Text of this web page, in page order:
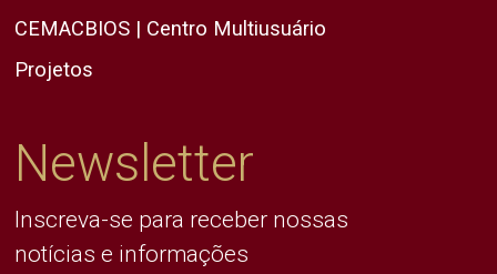
CEMACBIOS | Centro Multiusuário
Projetos
Newsletter
Inscreva-se para receber nossas
notícias e informações